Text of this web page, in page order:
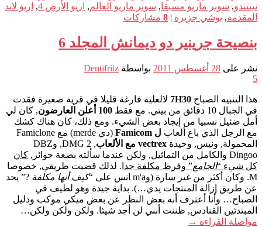
نينتندو, سوبر ماريو مسبقا, سوبر ماريو العالم, اريو الأرض 4 , اريو لاند
المقدمة, يوشي جزيرة |
8 مشاركات
بنصيحة جرينير دو ديمانش المجلد 6
نشر على 28 أغسطس 2011 بواسطة Dentifritz
5
هذا التنبيه الصباح 7H30 لالعلية فارغة قليلا في قرية صغيرة فقدت
في الجبال 10 دقائق من بيتي. مع فقط
100 أعلن العارضون
, كان لي
أمل ضئيل نسبيا من إيجاد بعض الشيء. ومع ذلك، كان هناك كشك
مع الرجل الذي باع ألعاب ل Famicom
(دي merde) مع Famiclone
المحمولة, ونيس, وحيدة vectrex مع الألعاب
, 2 DMG, وDBZ
Dingoo والكامل من التماثيل, ولكن عندما سألته بضعة جوائز,
كان
كل شيء “الجامع” وفرط مكلفة جدا . لذلك قضيت طريقي, خصوصا
M. وكان أكثر من غير سارة (وm'a انس على “
كيف أنها مكلفة ?” يحد
عن طريق إزالة المنتجات يدي…). بداية جيدة وهو لطيف في
الصباح… وأنا أعترف أنه بغض النظر عن بعض ميكي موكب ودليل
المبتدئين القنادس, ظننت أنني لن أجد شيئا. ولكن ولكن ولكن…
مواصلة القراءة →